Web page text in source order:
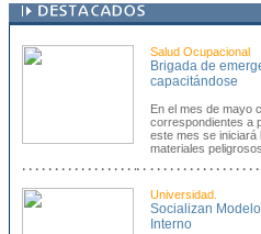
Salud Ocupacional
Brigada de
capacitándose
En el mes de mayo
correspondientes a
este mes se iniciará
materiales
Universidad.
Socializan
Interno